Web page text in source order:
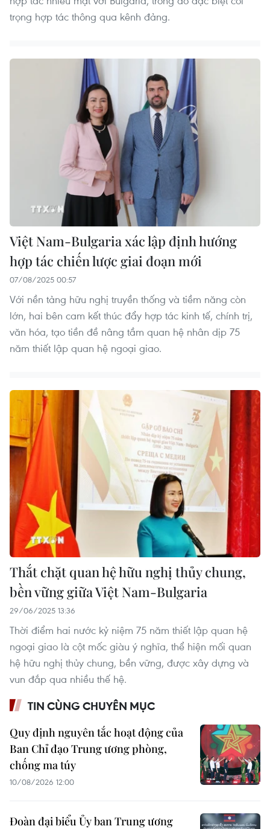
trọng hợp tác thông qua kênh đảng.
Việt Nam-Bulgaria xác lập định hướng
hợp tác chiến lược giai đoạn mới
07/08/2025 00:57
Với nền tảng hữu nghị truyền thống và tiềm năng còn
lớn, hai bên cam kết thúc đẩy hợp tác kinh tế, chính trị,
văn hóa, tạo tiền đề nâng tầm quan hệ nhân dịp 75
năm thiết lập quan hệ ngoại giao.
Thắt chặt quan hệ hữu nghị thủy chung,
bền vững giữa Việt Nam-Bulgaria
29/06/2025 13:36
Thời điểm hai nước kỷ niệm 75 năm thiết lập quan hệ
ngoại giao là cột mốc giàu ý nghĩa, thể hiện mối quan
hệ hữu nghị thủy chung, bền vững, được xây dựng và
vun đắp qua nhiều thế hệ.
TIN CÙNG CHUYÊN MỤC
Quy định nguyên tắc hoạt động của
Ban Chỉ đạo Trung ương phòng,
chống ma túy
10/08/2026 12:00
Đoàn đại biểu Ủy ban Trung ương